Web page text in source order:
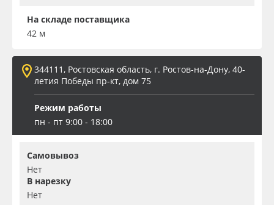
На складе поставщика
42 м
344111, Ростовская область, г. Ростов-на-Дону, 40-
летия Победы пр-кт, дом 75
Режим работы
пн - пт 9:00 - 18:00
Самовывоз
Нет
В нарезку
Нет